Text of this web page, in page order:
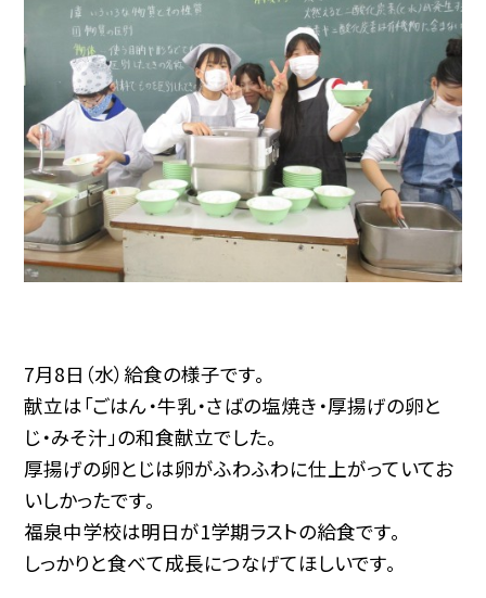
7月8日（水）給食の様子です。
献立は「ごはん・牛乳・さばの塩焼き・厚揚げの卵と
じ・みそ汁」の和食献立でした。
厚揚げの卵とじは卵がふわふわに仕上がっていてお
いしかったです。
福泉中学校は明日が1学期ラストの給食です。
しっかりと食べて成長につなげてほしいです。